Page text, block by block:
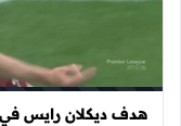
هدف ديكلان رايس في